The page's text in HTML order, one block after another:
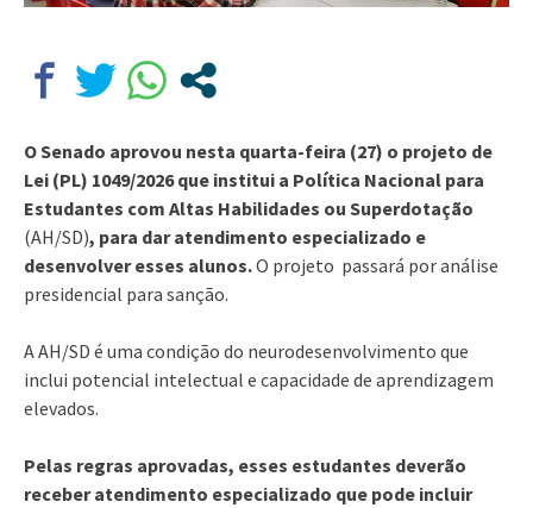
O Senado aprovou nesta quarta-feira (27) o projeto de
Lei (PL) 1049/2026 que institui a Política Nacional para
Estudantes com Altas Habilidades ou Superdotação
(AH/SD), para dar atendimento especializado e
desenvolver esses alunos.O projeto passará por análise
presidencial para sanção.
A AH/SD é uma condição do neurodesenvolvimento que
inclui potencial intelectual e capacidade de aprendizagem
elevados.
Pelas regras aprovadas, esses estudantes deverão
receber atendimento especializado que pode incluir